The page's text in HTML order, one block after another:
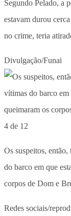
Segundo Pelado, a
estavam durou
no crime, teria
Divulgação/Funai
4 de 12
Os suspeitos, então,
do barco em que
corpos de Dom e
Redes sociais/